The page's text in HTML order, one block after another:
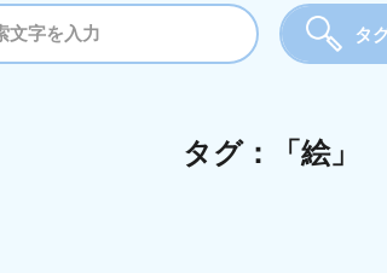
タ
詩・文
タグ：「絵」